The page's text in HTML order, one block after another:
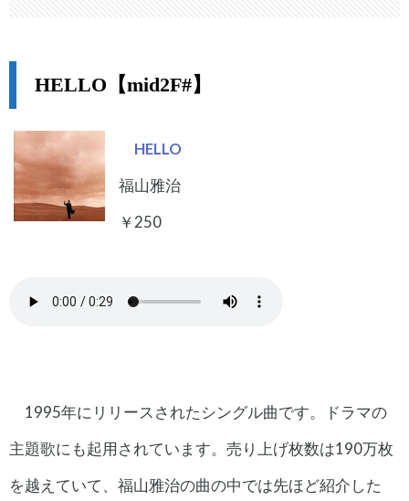
HELLO【mid2F#】
HELLO
福山雅治
￥250
1995年にリリースされたシングル曲です。ドラマの
主題歌にも起用されています。売り上げ枚数は190万枚
を越えていて、福山雅治の曲の中では先ほど紹介した